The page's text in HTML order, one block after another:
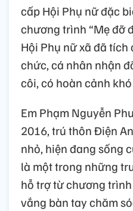
cấp Hội Phụ nữ đặc
chương trình “Mẹ đỡ
Hội Phụ nữ xã đã
chức, cá nhân nhận
côi, có hoàn cảnh
Em Phạm Nguyễn
2016, trú thôn Điện
nhỏ, hiện đang sống
là một trong những
hỗ trợ từ chương trình
vắng bàn tay chăm